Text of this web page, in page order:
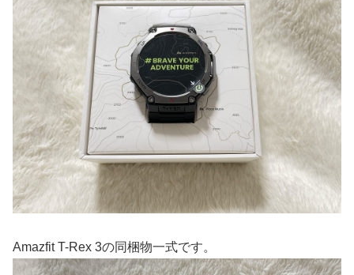
Amazfit T-Rex 3の同梱物一式です。